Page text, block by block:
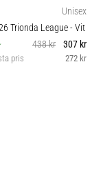
Unisex
Trionda League- Vit
438 kr
307 kr
pris 272 kr